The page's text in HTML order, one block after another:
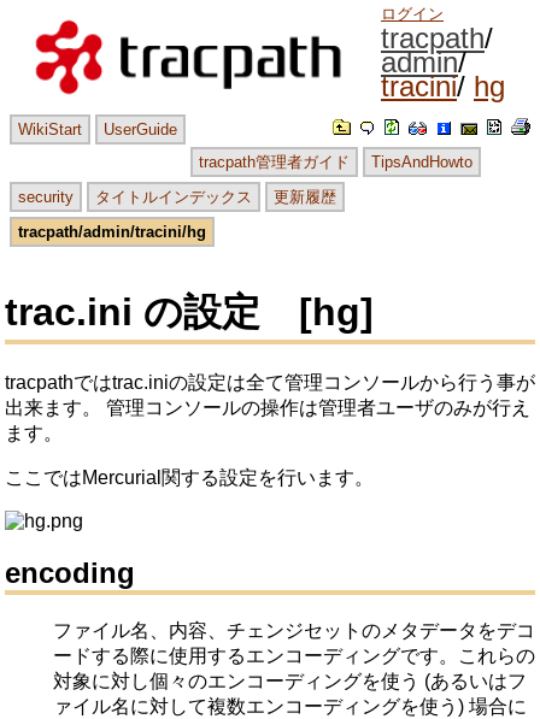
ログイン
tracpath
admin
tracini hg
WikiStart
UserGuide
tracpath管理者ガイド
TipsAndHowto
security
タイトルインデックス
更新履歴
tracpath/admin/tracini/hg
trac.ini の設定 [hg]
tracpathではtrac.iniの設定は全て管理コンソールから行う事が
出来ます。 管理コンソールの操作は管理者ユーザのみが行え
ます。
ここではMercurial関する設定を行います。
encoding
ファイル名、内容、チェンジセットのメタデータをデコ
ードする際に使用するエンコーディングです。これらの
対象に対し個々のエンコーディングを使う (あるいはフ
ァイル名に対して複数エンコーディングを使う) 場合に